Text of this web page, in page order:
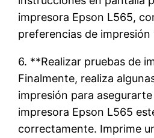
impresora Epson L565,
preferencias de
6. **Realizar pruebas de
Finalmente, realiza
impresión para asegurarte
impresora Epson L565
correctamente. Imprime